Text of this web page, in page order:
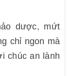
dược, mứt
chỉ ngon mà
chúc an lành